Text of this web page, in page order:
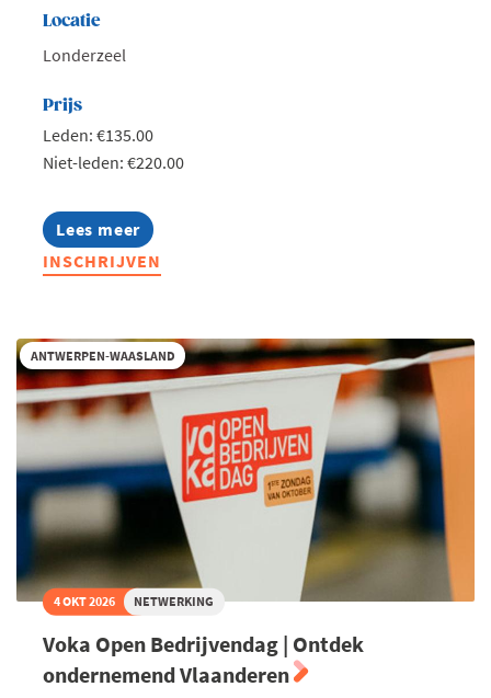
Locatie
Londerzeel
Prijs
Leden: €135.00
Niet-leden: €220.00
Lees meer
about
Voka
Health
Waarde
als
kompas
in
zorg
INSCHRIJVEN
ANTWERPEN-WAASLAND
4 OKT 2026 NETWERKING
Voka Open Bedrijvendag | Ontdek
ondernemend Vlaanderen